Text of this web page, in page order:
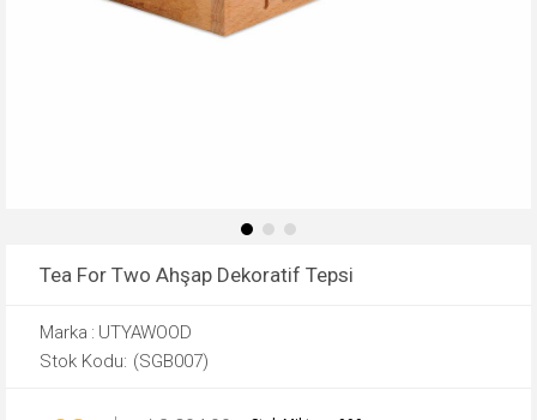
Tea For Two Ahşap Dekoratif Tepsi
Marka : UTYAWOOD
(SGB007)